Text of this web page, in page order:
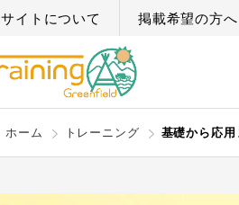
サイトについて 掲載希望の方へ
ホーム トレーニング 基礎から応